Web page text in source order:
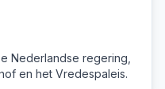
Nederlandse regering,
en het Vredespaleis.